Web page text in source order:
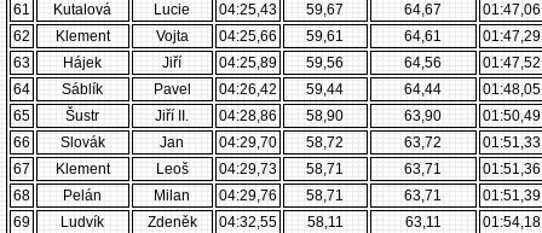
61
Kutalová Lucie 04:25,43 59,67 64,67
01:47,06
62
Klement Vojta 04:25,66 59,61 64,61
01:47,29
63
Hájek Jiří 04:25,89 59,56 64,56
01:47,52
64
Sáblík Pavel 04:26,42 59,44 64,44
01:48,05
65
Šustr Jiří II. 04:28,86 58,90 63,90
01:50,49
66
Slovák Jan 04:29,70 58,72 63,72
01:51,33
67
Klement Leoš 04:29,73 58,71 63,71
01:51,36
68
Pelán Milan 04:29,76 58,71 63,71
01:51,39
69
Ludvík Zdeněk 04:32,55 58,11 63,11
01:54,18